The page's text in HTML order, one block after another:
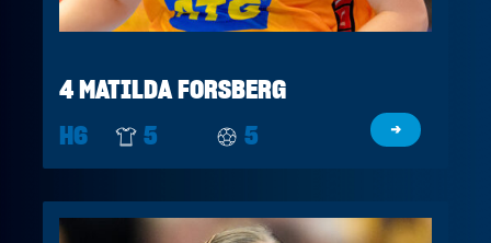
4 MATILDA FORSBERG
H6
5 5 →